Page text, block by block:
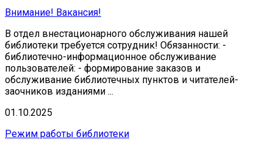
Внимание! Вакансия!
В отдел внестационарного обслуживания нашей
библиотеки требуется сотрудник! Обязанности: -
библиотечно-информационное обслуживание
пользователей: - формирование заказов и
обслуживание библиотечных пунктов и читателей-
заочников изданиями ...
01.10.2025
Режим работы библиотеки